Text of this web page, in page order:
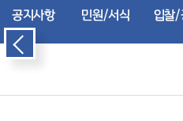
공지사항 민원/서식 입찰/